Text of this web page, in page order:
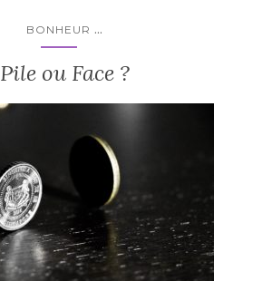
BONHEUR ...
Pile ou Face ?